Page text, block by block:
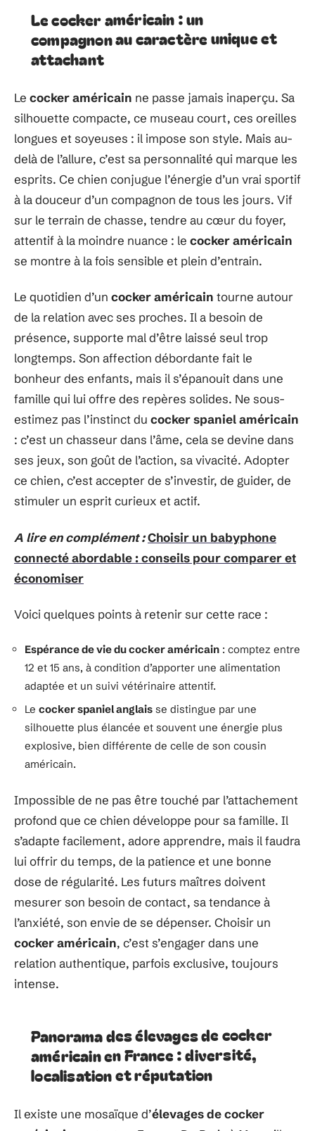
Le cocker américain : un
compagnon au caractère unique et
attachant
Le cocker américain ne passe jamais inaperçu. Sa
silhouette compacte, ce museau court, ces oreilles
longues et soyeuses : il impose son style. Mais au-
delà de l’allure, c’est sa personnalité qui marque les
esprits. Ce chien conjugue l’énergie d’un vrai sportif
à la douceur d’un compagnon de tous les jours. Vif
sur le terrain de chasse, tendre au cœur du foyer,
attentif à la moindre nuance : le cocker américain
se montre à la fois sensible et plein d’entrain.
Le quotidien d’un cocker américain tourne autour
de la relation avec ses proches. Il a besoin de
présence, supporte mal d’être laissé seul trop
longtemps. Son affection débordante fait le
bonheur des enfants, mais il s’épanouit dans une
famille qui lui offre des repères solides. Ne sous-
estimez pas l’instinct du cocker spaniel américain
: c’est un chasseur dans l’âme, cela se devine dans
ses jeux, son goût de l’action, sa vivacité. Adopter
ce chien, c’est accepter de s’investir, de guider, de
stimuler un esprit curieux et actif.
A lire en complément :Choisir un babyphone
connecté abordable : conseils pour comparer et
économiser
Voici quelques points à retenir sur cette race :
Espérance de vie du cocker américain : comptez entre
12 et 15 ans, à condition d’apporter une alimentation
adaptée et un suivi vétérinaire attentif.
Le cocker spaniel anglais se distingue par une
silhouette plus élancée et souvent une énergie plus
explosive, bien différente de celle de son cousin
américain.
Impossible de ne pas être touché par l’attachement
profond que ce chien développe pour sa famille. Il
s’adapte facilement, adore apprendre, mais il faudra
lui offrir du temps, de la patience et une bonne
dose de régularité. Les futurs maîtres doivent
mesurer son besoin de contact, sa tendance à
l’anxiété, son envie de se dépenser. Choisir un
cocker américain, c’est s’engager dans une
relation authentique, parfois exclusive, toujours
intense.
Panorama des élevages de cocker
américain en France : diversité,
localisation et réputation
Il existe une mosaïque d’élevages de cocker